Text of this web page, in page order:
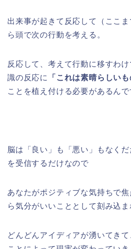
出来事が起きて反応して（ここ
ら頭で次の行動を考える。
反応して、考えて行動に移すわ
識の反応に
「これは素晴らしいも
ことを植え付ける必要があるんで
脳は「良い」も「悪い」もなく
を受信するだけなので
あなたがポジティブな気持ちで
ら気分がいいこととして刻み込
どんどんアイディアが湧いてき